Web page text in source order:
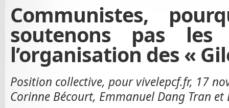
Communistes,
soutenons pas
l’organisation des «
Position collective, pour vivelepcf.fr, 17
Corinne Bécourt, Emmanuel Dang Tran